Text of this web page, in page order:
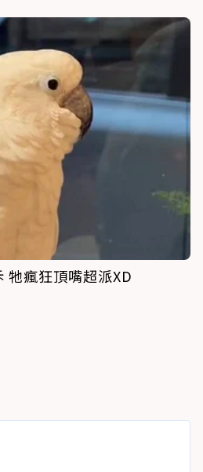
牠瘋狂頂嘴超派XD